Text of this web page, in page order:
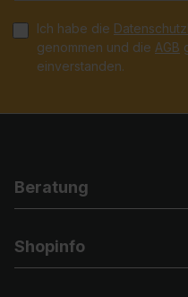
Ich habe die
genommen und die AGB
einverstanden.
Beratung
Shopinfo